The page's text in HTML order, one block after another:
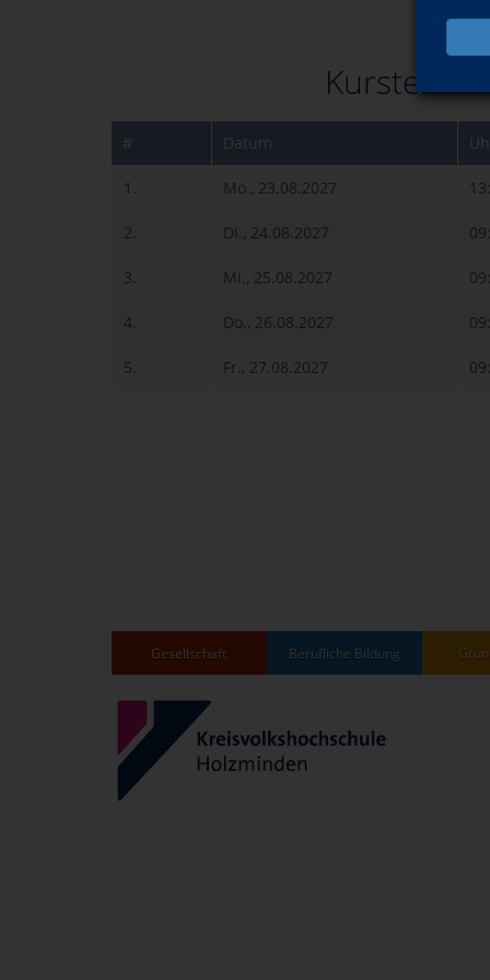
# Datum
1. Mo., 23.08.2027
2. Di., 24.08.2027
3. Mi., 25.08.2027
4. Do., 26.08.2027
5. Fr., 27.08.2027
Gesellschaft Berufliche Bildung